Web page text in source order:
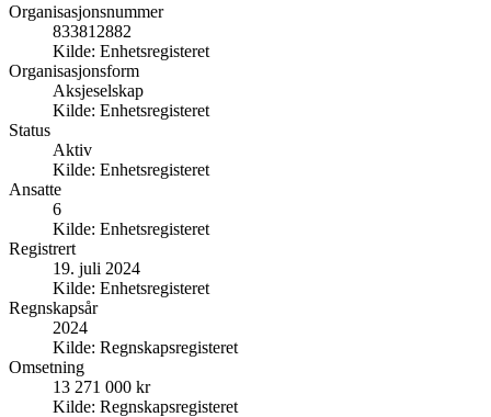
Organisasjonsnummer
833812882
Kilde: Enhetsregisteret
Organisasjonsform
Aksjeselskap
Kilde: Enhetsregisteret
Status
Aktiv
Kilde: Enhetsregisteret
Ansatte
6
Kilde: Enhetsregisteret
Registrert
19. juli 2024
Kilde: Enhetsregisteret
Regnskapsår
2024
Kilde: Regnskapsregisteret
Omsetning
13 271 000 kr
Kilde: Regnskapsregisteret